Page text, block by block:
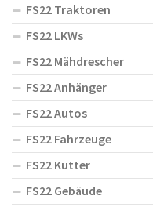
FS22 Traktoren
FS22 LKWs
FS22 Mähdrescher
FS22 Anhänger
FS22 Autos
FS22 Fahrzeuge
FS22 Kutter
FS22 Gebäude